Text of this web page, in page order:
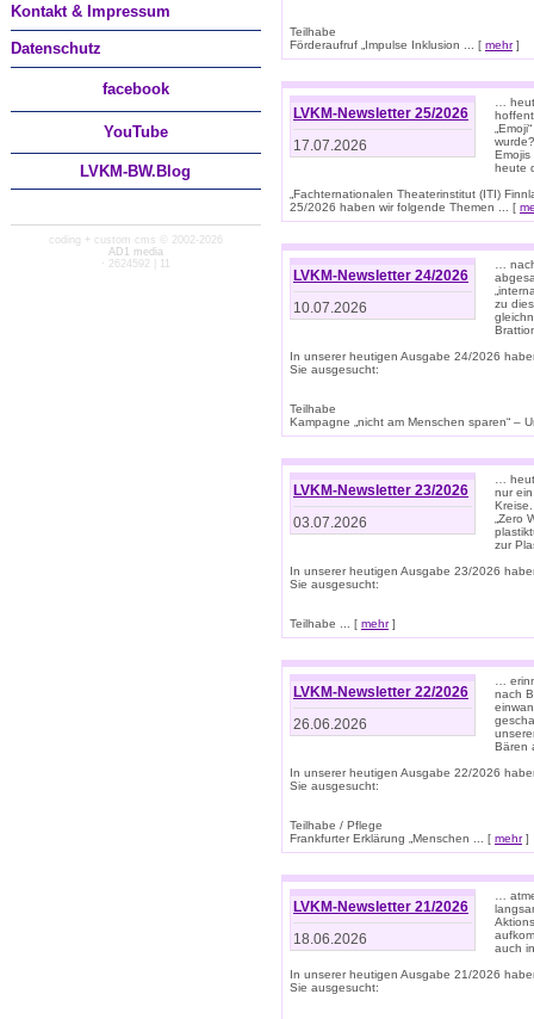
Kontakt & Impressum
Datenschutz
facebook
YouTube
LVKM-BW.Blog
coding + custom cms © 2002-2026
AD1 media
· 2624592 | 11
Teilhabe
Förderaufruf „Impulse Inklusion ... [ mehr]
LVKM-Newsletter 25/2026
17.07.2026
…
Emojis
heute
„Fachternationalen Theaterinstitut (ITI)
25/2026 haben wir folgende Themen ... [
LVKM-Newsletter 24/2026
10.07.2026
…
zu
In unserer heutigen Ausgabe 24/2026
Sie ausgesucht:
Teilhabe
Kampagne „nicht am Menschen sparen“ –
LVKM-Newsletter 23/2026
03.07.2026
…
nur
„Zero
zur
In unserer heutigen Ausgabe 23/2026
Sie ausgesucht:
Teilhabe ... [ mehr]
LVKM-Newsletter 22/2026
26.06.2026
…
nach
Bären
In unserer heutigen Ausgabe 22/2026
Sie ausgesucht:
Teilhabe / Pflege
Frankfurter Erklärung „Menschen ... [ mehr]
LVKM-Newsletter 21/2026
18.06.2026
…
auch
In unserer heutigen Ausgabe 21/2026
Sie ausgesucht: